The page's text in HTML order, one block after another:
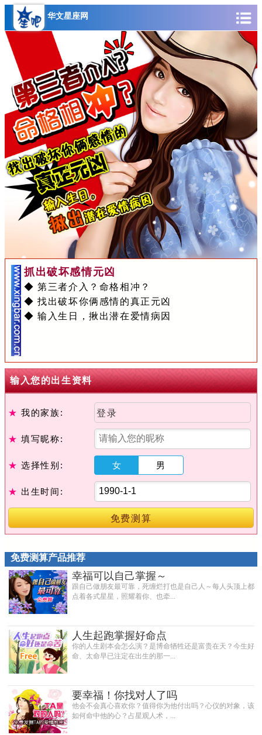
华文星座网
抓出破坏感情元凶
◆ 第三者介入？命格相冲？
◆ 找出破坏你俩感情的真正元凶
◆ 输入生日，揪出潜在爱情病因
输入您的出生资料
★我的家族: 登录
★填写昵称:
★选择性别: 女 男
★ 出生时间:
免费测算
免费测算产品推荐
幸福可以自己掌握～
跟自己做朋友最可靠，死缠烂打也是自己人～每人头顶上都
点着各式星星，照耀着你、也牵...
人生起跑掌握好命点
你的人生剧本会怎么演？是博命牺牲还是富贵在天？今生好
命、太命早已注定在出生的那一...
要幸福！你找对人了吗
他会不会真心喜欢你？值得你为他付出吗？心仪的对象，该
如何命中他的心？占星观人术，...